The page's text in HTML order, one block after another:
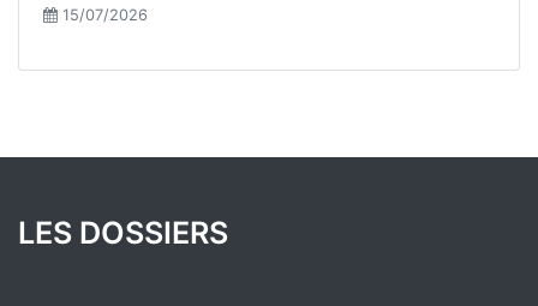
15/07/2026
LES DOSSIERS